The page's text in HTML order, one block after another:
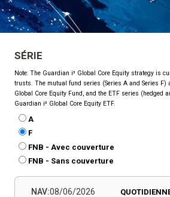
SÉRIE
Note: The Guardian i³ Global Core Equity strategy is
trusts. The mutual fund series (Series A and Series F)
Global Core Equity Fund, and the ETF series (hedged
Guardian i³ Global Core Equity ETF.
A
F
FNB - Avec couverture
FNB - Sans couverture
NAV:08/06/2026